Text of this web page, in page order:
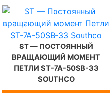
ST — ПОСТОЯННЫЙ
ВРАЩАЮЩИЙ МОМЕНТ
ПЕТЛИ ST-7A-50SB-33
SOUTHCO